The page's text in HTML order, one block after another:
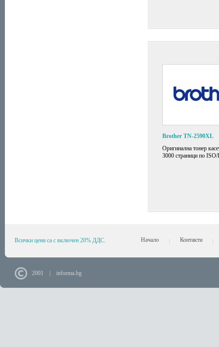
Brother TN-2590XL
Оригинална тонер
3000 страници по
Всички цени са с включен 20% ДДС. Начало Контакти
2001 | informa.bg